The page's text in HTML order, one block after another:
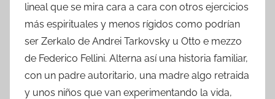
lineal que se mira cara a cara con otros ejercicios
más espirituales y menos rígidos como podrían
ser Zerkalo de Andrei Tarkovsky u Otto e mezzo
de Federico Fellini. Alterna así una historia familiar,
con un padre autoritario, una madre algo retraida
y unos niños que van experimentando la vida,